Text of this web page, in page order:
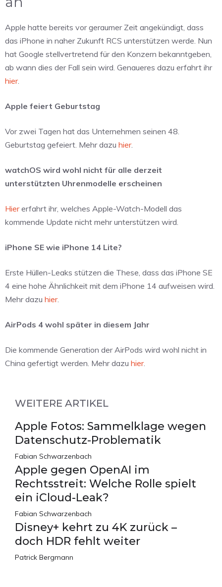
Apple hatte bereits vor geraumer Zeit angekündigt, dass
das iPhone in naher Zukunft RCS unterstützen werde. Nun
hat Google stellvertretend für den Konzern bekanntgeben,
ab wann dies der Fall sein wird. Genaueres dazu erfahrt ihr
hier.
Apple feiert Geburtstag
Vor zwei Tagen hat das Unternehmen seinen 48.
Geburtstag gefeiert. Mehr dazu hier.
watchOS wird wohl nicht für alle derzeit
unterstützten Uhrenmodelle erscheinen
Hiererfahrt ihr, welches Apple-Watch-Modell das
kommende Update nicht mehr unterstützen wird.
iPhone SE wie iPhone 14 Lite?
Erste Hüllen-Leaks stützen die These, dass das iPhone SE
4 eine hohe Ähnlichkeit mit dem iPhone 14 aufweisen wird.
Mehr dazu hier.
AirPods 4 wohl später in diesem Jahr
Die kommende Generation der AirPods wird wohl nicht in
China gefertigt werden. Mehr dazu hier.
WEITERE ARTIKEL
Apple Fotos: Sammelklage wegen
Datenschutz-Problematik
Fabian Schwarzenbach
Apple gegen OpenAI im
Rechtsstreit: Welche Rolle spielt
ein iCloud-Leak?
Fabian Schwarzenbach
Disney+ kehrt zu 4K zurück –
doch HDR fehlt weiter
Patrick Bergmann